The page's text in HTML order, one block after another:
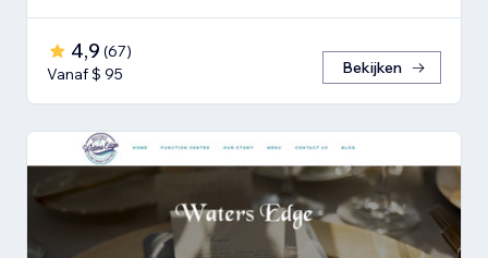
4,9 (67)
Vanaf $ 95
Bekijken